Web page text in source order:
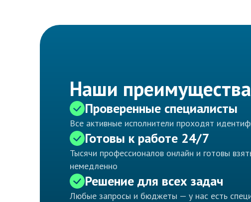
Наши преимущества
Проверенные специалисты
Все активные исполнители проходят
Готовы к работе 24/7
Тысячи профессионалов онлайн и готовы
немедленно
Решение для всех задач
Любые запросы и бюджеты — у нас есть